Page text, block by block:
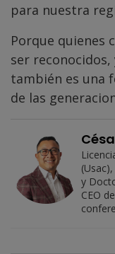
para nuestra
Porque quienes
ser
también es una
de las
y
CEO